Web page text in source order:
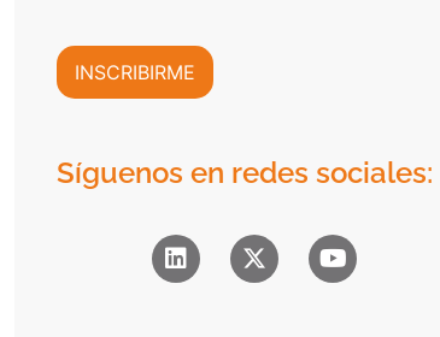
d
a
C
o
m
c
INSCRIBIRME
Síguenos en redes sociales: